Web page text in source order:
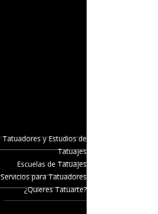
Tatuadores y Estudios de
Tatuajes
Escuelas de Tatuajes
Servicios para Tatuadores
¿Quieres Tatuarte?